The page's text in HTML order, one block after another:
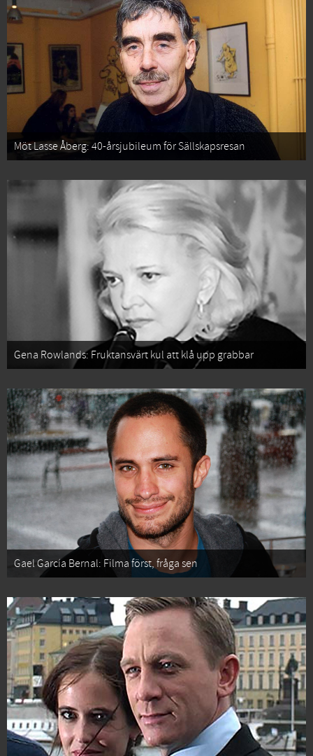
Möt Lasse Åberg: 40-årsjubileum för Sällskapsresan
Gena Rowlands: Fruktansvärt kul att klå upp grabbar
Gael García Bernal: Filma först, fråga sen